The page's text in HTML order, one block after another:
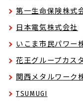
第一生命保険株
日本電気株式会社
いこま市民パワー
花王グループカス
関西メタルワーク
TSUMUGI